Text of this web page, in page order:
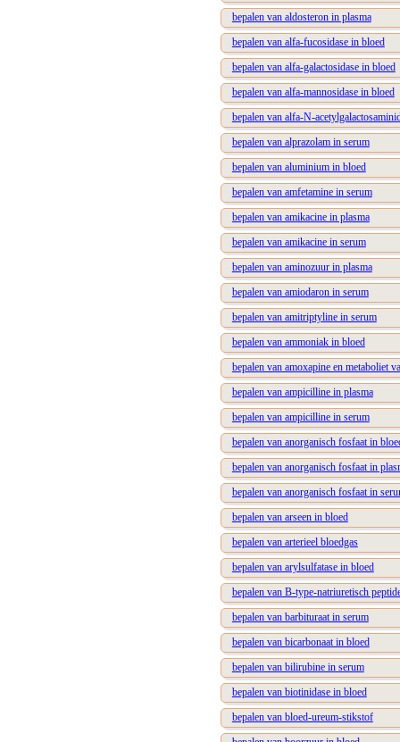
bepalen van aldosteron in plasma
bepalen van alfa-fucosidase in bloed
bepalen van alfa-galactosidase in bloed
bepalen van alfa-mannosidase in bloed
bepalen van alfa-N-
bepalen van alprazolam in serum
bepalen van aluminium in bloed
bepalen van amfetamine in serum
bepalen van amikacine in plasma
bepalen van amikacine in serum
bepalen van aminozuur in plasma
bepalen van amiodaron in serum
bepalen van amitriptyline in serum
bepalen van ammoniak in bloed
bepalen van amoxapine en metaboliet
bepalen van ampicilline in plasma
bepalen van ampicilline in serum
bepalen van anorganisch fosfaat in
bepalen van anorganisch fosfaat in
bepalen van anorganisch fosfaat in
bepalen van arseen in bloed
bepalen van arterieel bloedgas
bepalen van arylsulfatase in bloed
bepalen van B-type-natriuretisch
bepalen van barbituraat in serum
bepalen van bicarbonaat in bloed
bepalen van bilirubine in serum
bepalen van biotinidase in bloed
bepalen van bloed-ureum-stikstof